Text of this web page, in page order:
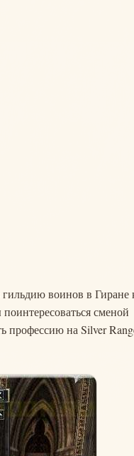
воинов в Гиране
сменой
профессию на Silver